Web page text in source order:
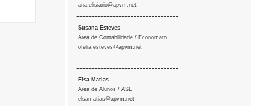
ana.elisiario@apvm.net
----------------------------------
Susana Esteves
Área de Contabilidade / Economato
ofelia.esteves@apvm.net
----------------------------------
Elsa Matias
Área de Alunos / ASE
elsamatias@apvm.net